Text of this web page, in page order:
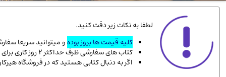
سیاسی(116)
کتاب های مصور رنگی و گلاسه(23)
دایره المعارف و فرهنگ
سینما و فیلم
زندگینامه شهدا
لطفا به نکات زیر دقت کنید.
کلیه قیمت ها بروز بودهو میتوانید سریعا
کتاب های سفارشی ظرف حداکثر 2 روز کاری برای پست پیشتاز، و 3 روز کاری برای پست سفارشی، به دست شما میرسد.
اگر به دنبال کتابی هستید که در فروشگاه